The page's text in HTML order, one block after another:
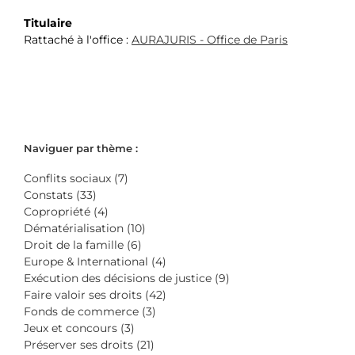
Titulaire
Rattaché à l'office : AURAJURIS - Office de Paris
Naviguer par thème :
Conflits sociaux (7)
Constats (33)
Copropriété (4)
Dématérialisation (10)
Droit de la famille (6)
Europe & International (4)
Exécution des décisions de justice (9)
Faire valoir ses droits (42)
Fonds de commerce (3)
Jeux et concours (3)
Préserver ses droits (21)